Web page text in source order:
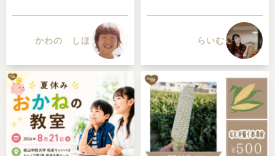
かわの しほ らいむ